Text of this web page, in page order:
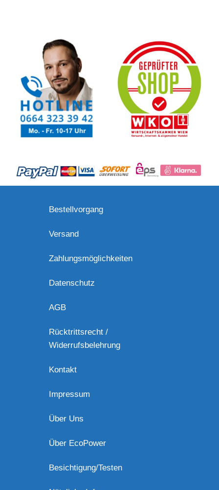
Bestellvorgang
Versand
Zahlungsmöglichkeiten
Datenschutz
AGB
Rücktrittsrecht /
Widerrufsbelehrung
Kontakt
Impressum
Über Uns
Über EcoPower
Besichtigung/Testen